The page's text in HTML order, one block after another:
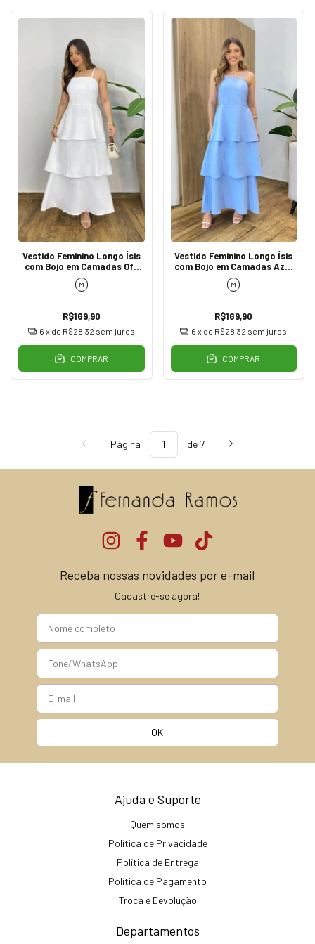
Vestido Feminino Longo Ísis
com Bojo em Camadas Off
White
M
R$169,90
6 x de R$28,32 sem juros
COMPRAR
Vestido Feminino Longo Ísis
com Bojo em Camadas Azul
Bebê
M
R$169,90
6 x de R$28,32 sem juros
COMPRAR
Página de 7
Receba nossas novidades por e-mail
Cadastre-se agora!
Ajuda e Suporte
Quem somos
Política de Privacidade
Política de Entrega
Política de Pagamento
Troca e Devolução
Departamentos